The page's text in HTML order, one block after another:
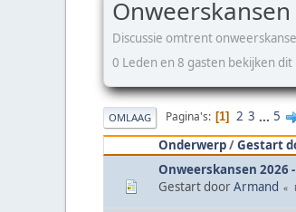
Onweerskansen
Discussie omtrent
0 Leden en 8 gasten bekijken dit
OMLAAG Pagina's 1 2 3 ... 5
Onderwerp/Gestart
Onweerskansen 2026
Gestart doorArmand